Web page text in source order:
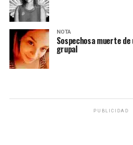
NOTA
Sospechosa muerte
grupal
PUBLICIDAD